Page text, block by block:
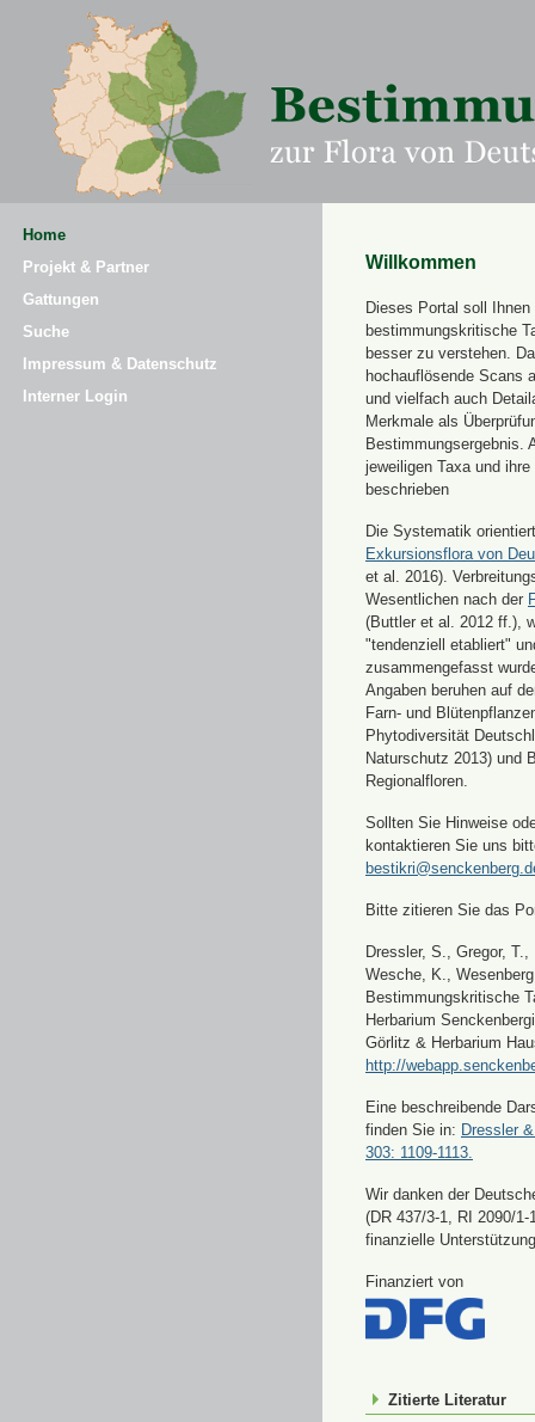
Home
Projekt & Partner
Gattungen
Suche
Impressum & Datenschutz
Interner Login
Willkommen
Dieses Portal soll Ihnen
bestimmungskritische
besser zu verstehen.
hochauflösende Scans
und vielfach auch
Merkmale als
Bestimmungsergebnis.
jeweiligen Taxa und
beschrieben
Die Systematik
Exkursionsflora von
et al. 2016).
Wesentlichen nach der
(Buttler et al. 2012 ff.),
"tendenziell etabliert"
zusammengefasst
Angaben beruhen auf
Farn- und
Phytodiversität
Naturschutz 2013) und
Regionalfloren.
Sollten Sie Hinweise
kontaktieren Sie uns
Bitte zitieren Sie das
Dressler, S., Gregor,
Wesche, K.,
Bestimmungskritische
Herbarium
Görlitz & Herbarium
http://
Eine beschreibende
finden Sie in: Dressler
303: 1109-1113.
Wir danken der
(DR 437/3-1, RI 2090/
finanzielle
Finanziert von
Zitierte Literatur